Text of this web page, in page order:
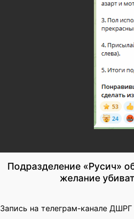
Подразделение «Русич»
желание
Запись на телеграм-канале ДШРГ